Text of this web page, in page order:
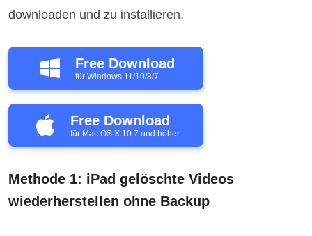
downloaden und zu installieren.
Free Download
für Windows 11/10/8/7
Free Download
für Mac OS X 10.7 und höher
Methode 1: iPad gelöschte Videos
wiederherstellen ohne Backup